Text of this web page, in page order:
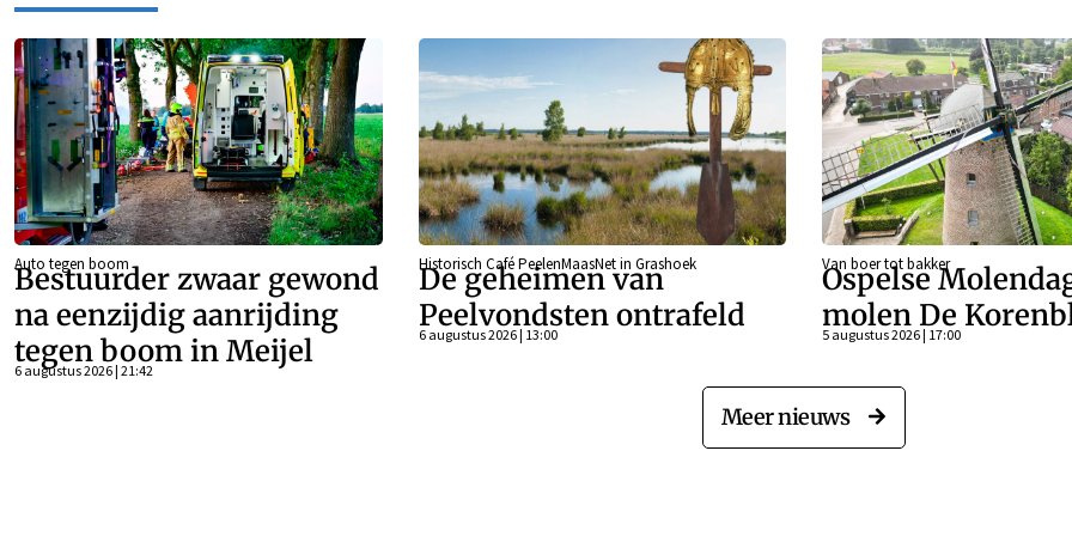
Auto tegen boom
Bestuurder zwaar gewond
na eenzijdig aanrijding
tegen boom in Meijel
6 augustus 2026 | 21:42
Historisch Café PeelenMaasNet in Grashoek
De geheimen van
Peelvondsten ontrafeld
6 augustus 2026 | 13:00
Van boer tot bakker
Ospelse
molen De
5 augustus 2026 | 17:00
Meer nieuws